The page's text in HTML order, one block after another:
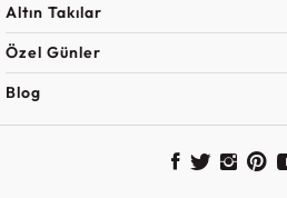
Altın Takılar
Özel Günler
Blog